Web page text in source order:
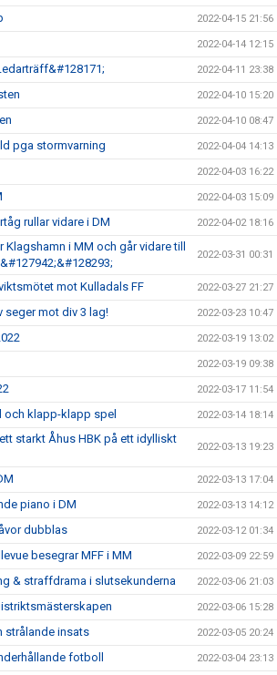
2022-04-15 21:56
2022-04-14 12:15
2022-04-11 23:38
2022-04-10 15:20
2022-04-10 08:47
pga stormvarning 2022-04-04 14:13
2022-04-03 16:22
2022-04-03 15:09
rullar vidare i DM 2022-04-02 18:16
i MM och går vidare till
2022-03-31 00:31
mot Kulladals FF 2022-03-27 21:27
seger mot div 3 lag! 2022-03-23 10:47
2022-03-19 13:02
2022-03-19 09:38
2022-03-17 11:54
och klapp-klapp spel 2022-03-14 18:14
starkt Åhus HBK på ett idylliskt
2022-03-13 19:23
2022-03-13 17:04
piano i DM 2022-03-13 14:12
dubblas 2022-03-12 01:34
besegrar MFF i MM 2022-03-09 22:59
& straffdrama i slutsekunderna 2022-03-06 21:03
2022-03-06 15:28
strålande insats 2022-03-05 20:24
fotboll 2022-03-04 23:13